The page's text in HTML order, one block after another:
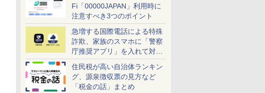
Fi「00000JAPAN」利用時に
注意すべき3つのポイント
急増する国際電話による特殊
詐欺、家族のスマホに「警察
庁推奨アプリ」を入れて対策
しよう！
住民税が高い自治体ランキン
グ、源泉徴収票の見方など
「税金の話」まとめ